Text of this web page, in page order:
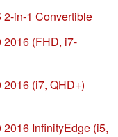
2-in-1 Convertible
2016 (FHD, i7-
(i7, QHD+)
InfinityEdge (i5,